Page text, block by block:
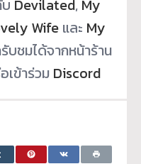
Devilated, My
Wife และ My
บชมได้จากหน้าร้าน
เข้าร่วม Discord